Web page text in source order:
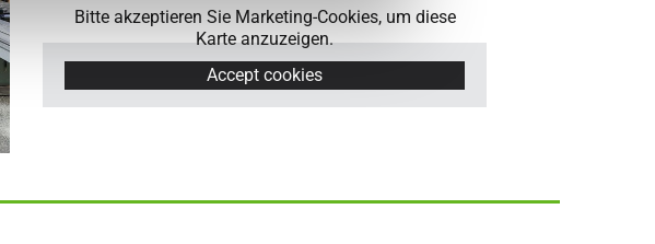
Bitte akzeptieren Sie Marketing-Cookies, um diese
Karte anzuzeigen.
Accept cookies